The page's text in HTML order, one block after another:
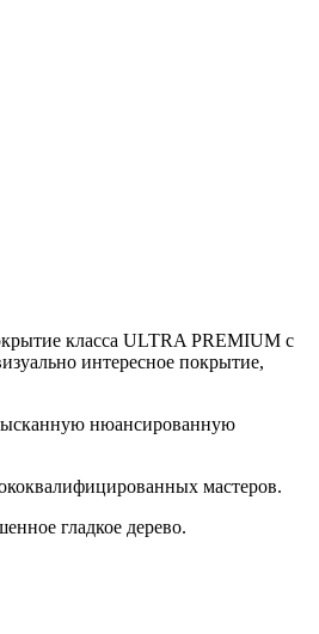
класса ULTRA PREMIUM с
интересное покрытие,
нюансированную
мастеров.
гладкое дерево.